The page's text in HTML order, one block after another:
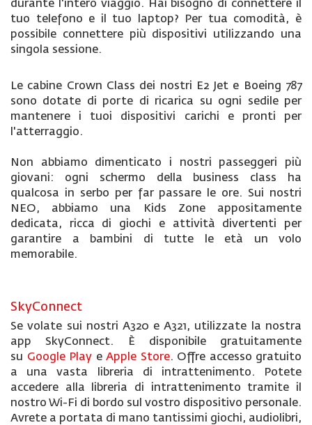
durante l'intero viaggio. Hai bisogno di connettere il
tuo telefono e il tuo laptop? Per tua comodità, è
possibile connettere più dispositivi utilizzando una
singola sessione.
Le cabine Crown Class dei nostri E2 Jet e Boeing 787
sono dotate di porte di ricarica su ogni sedile per
mantenere i tuoi dispositivi carichi e pronti per
l'atterraggio.
Non abbiamo dimenticato i nostri passeggeri più
giovani: ogni schermo della business class ha
qualcosa in serbo per far passare le ore. Sui nostri
NEO, abbiamo una Kids Zone appositamente
dedicata, ricca di giochi e attività divertenti per
garantire a bambini di tutte le età un volo
memorabile.
SkyConnect
Se volate sui nostri A320 e A321, utilizzate la nostra
app SkyConnect. È disponibile gratuitamente
su Google Play e Apple Store. Offre accesso gratuito
a una vasta libreria di intrattenimento. Potete
accedere alla libreria di intrattenimento tramite il
nostro Wi-Fi di bordo sul vostro dispositivo personale.
Avrete a portata di mano tantissimi giochi, audiolibri,